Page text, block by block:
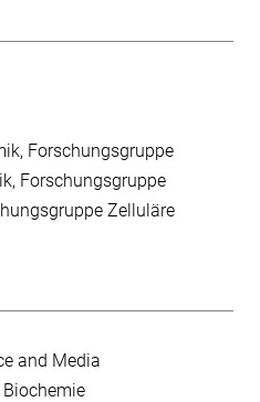
Forschungsgruppe
Forschungsgruppe
Zelluläre
and Media